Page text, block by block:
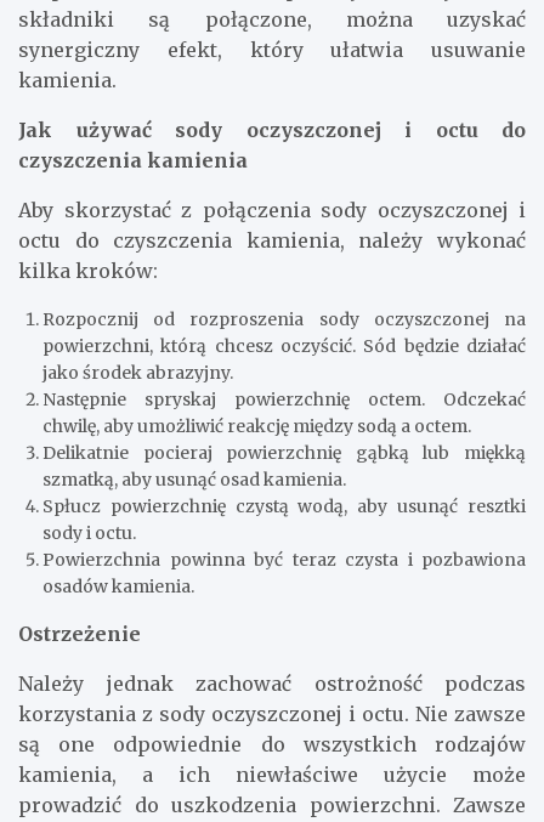
składniki są połączone, można uzyskać
synergiczny efekt, który ułatwia usuwanie
kamienia.
Jak używać sody oczyszczonej i octu do
czyszczenia kamienia
Aby skorzystać z połączenia sody oczyszczonej i
octu do czyszczenia kamienia, należy wykonać
kilka kroków:
Rozpocznij od rozproszenia sody oczyszczonej na
powierzchni, którą chcesz oczyścić. Sód będzie działać
jako środek abrazyjny.
Następnie spryskaj powierzchnię octem. Odczekać
chwilę, aby umożliwić reakcję między sodą a octem.
Delikatnie pocieraj powierzchnię gąbką lub miękką
szmatką, aby usunąć osad kamienia.
Spłucz powierzchnię czystą wodą, aby usunąć resztki
sody i octu.
Powierzchnia powinna być teraz czysta i pozbawiona
osadów kamienia.
Ostrzeżenie
Należy jednak zachować ostrożność podczas
korzystania z sody oczyszczonej i octu. Nie zawsze
są one odpowiednie do wszystkich rodzajów
kamienia, a ich niewłaściwe użycie może
prowadzić do uszkodzenia powierzchni. Zawsze